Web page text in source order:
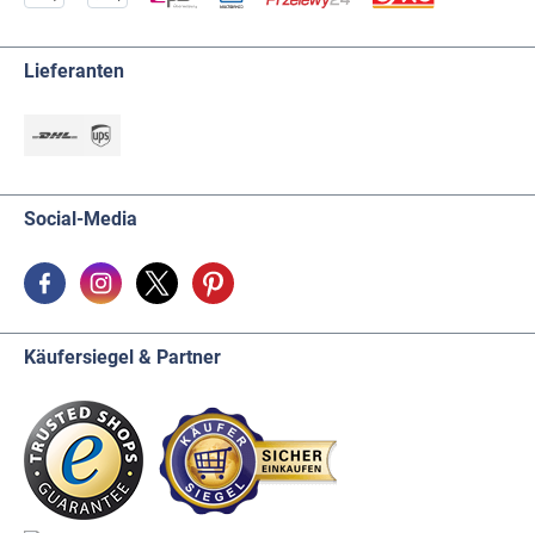
Lieferanten
Social-Media
Käufersiegel & Partner